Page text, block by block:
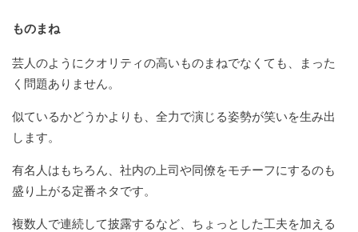
ものまね
芸人のようにクオリティの高いものまねでなくても、まった
く問題ありません。
似ているかどうかよりも、全力で演じる姿勢が笑いを生み出
します。
有名人はもちろん、社内の上司や同僚をモチーフにするのも
盛り上がる定番ネタです。
複数人で連続して披露するなど、ちょっとした工夫を加える